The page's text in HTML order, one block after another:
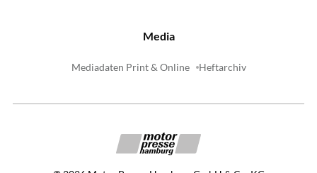
Media
Mediadaten Print & Online Heftarchiv